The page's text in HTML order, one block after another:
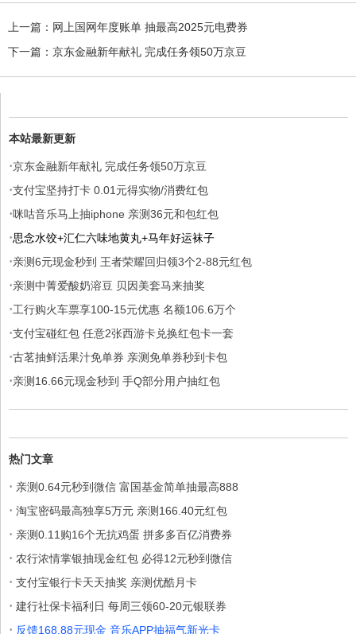
上一篇： 网上国网年度账单 抽最高2025元电费券
下一篇： 京东金融新年献礼 完成任务领50万京豆
本站最新更新
·京东金融新年献礼 完成任务领50万京豆
·支付宝坚持打卡 0.01元得实物/消费红包
·咪咕音乐马上抽iphone 亲测36元和包红包
·思念水饺+汇仁六味地黄丸+马年好运袜子
·亲测6元现金秒到 王者荣耀回归领3个2-88元红包
·亲测中菁爱酸奶溶豆 贝因美套马来抽奖
·工行购火车票享100-15元优惠 名额106.6万个
·支付宝碰红包 任意2张西游卡兑换红包卡一套
·古茗抽鲜活果汁免单券 亲测免单券秒到卡包
·亲测16.66元现金秒到 手Q部分用户抽红包
热门文章
· 亲测0.64元秒到微信 富国基金简单抽最高888
· 淘宝密码最高独享5万元 亲测166.40元红包
· 亲测0.11购16个无抗鸡蛋 拼多多百亿消费券
· 农行浓情掌银抽现金红包 必得12元秒到微信
· 支付宝银行卡天天抽奖 亲测优酷月卡
· 建行社保卡福利日 每周三领60-20元银联券
· 反馈168.88元现金 音乐APP抽福气新光卡